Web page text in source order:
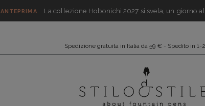
ANTEPRIMA La collezione Hobonichi 2027 si svela, un giorno
Spedizione gratuita in Italia da 59 € - Spedito in 1-